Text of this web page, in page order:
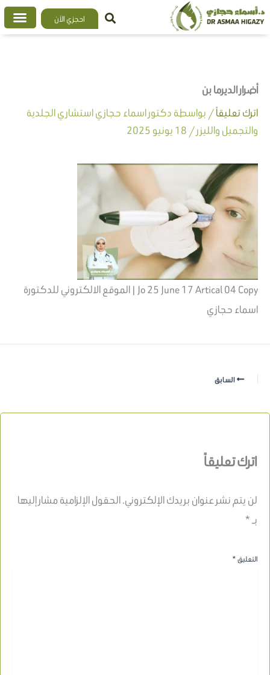
تخطي
إلى
احجزي الآن
أضرار الديرما بن
اترك تعليقاً/ بواسطة دكتور اسماء حجازي استشاري الجلدية
والتجميل والليزر/ 18 يونيو 2025
Jo 25 June 17 Artical 04 Copy | الموقع الالكتروني للدكتورة
اسماء حجازي
السابق
اترك تعليقاً
لن يتم نشر عنوان بريدك الإلكتروني.الحقول الإلزامية مشار إليها
بـ*
التعليق*